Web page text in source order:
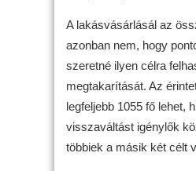
A lakásvásárlásál az
azonban nem, hogy
szeretné ilyen célra
megtakarítását. Az
legfeljebb 1055 fő lehet,
visszaváltást igénylők
többiek a másik két célt